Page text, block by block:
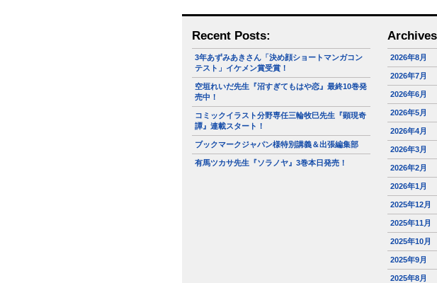
Recent Posts:
3年あずみあきさん「決め顔ショートマンガコン
テスト」イケメン賞受賞！
空垣れいだ先生『沼すぎてもはや恋』最終10巻発
売中！
コミックイラスト分野専任三輪牧巳先生『顕現奇
譚』連載スタート！
ブックマークジャパン様特別講義＆出張編集部
有馬ツカサ先生『ソラノヤ』3巻本日発売！
2026年8月
2026年7月
2026年6月
2026年5月
2026年4月
2026年3月
2026年2月
2026年1月
2025年12月
2025年11月
2025年10月
2025年9月
2025年8月